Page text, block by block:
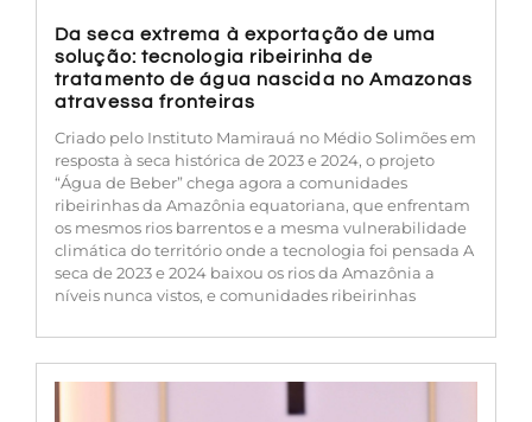
Da seca extrema à exportação de uma
solução: tecnologia ribeirinha de
tratamento de água nascida no Amazonas
atravessa fronteiras
Criado pelo Instituto Mamirauá no Médio Solimões em
resposta à seca histórica de 2023 e 2024, o projeto
“Água de Beber” chega agora a comunidades
ribeirinhas da Amazônia equatoriana, que enfrentam
os mesmos rios barrentos e a mesma vulnerabilidade
climática do território onde a tecnologia foi pensada A
seca de 2023 e 2024 baixou os rios da Amazônia a
níveis nunca vistos, e comunidades ribeirinhas